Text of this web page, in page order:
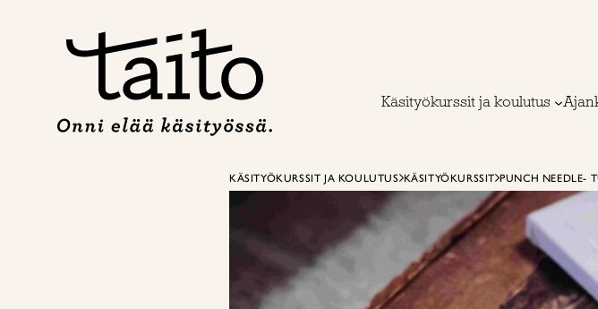
Käsityökurssit ja koulutus
KÄSITYÖKURSSIT JA KOULUTUS KÄSITYÖKURSSIT PUNCH NEEDLE-